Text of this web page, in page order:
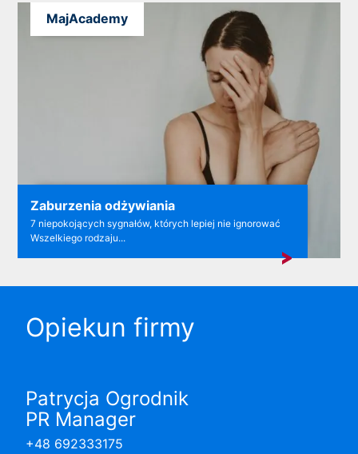
Zaburzenia odżywiania
7 niepokojących sygnałów, których lepiej nie ignorować
Wszelkiego rodzaju...
MajAcademy
Opiekun firmy
Patrycja Ogrodnik
PR Manager
+48 692333175